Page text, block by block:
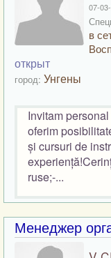
07-
в
открыт
город: Унгены
Invitam
oferim
și cursuri de
ruse;-...
Менеджер